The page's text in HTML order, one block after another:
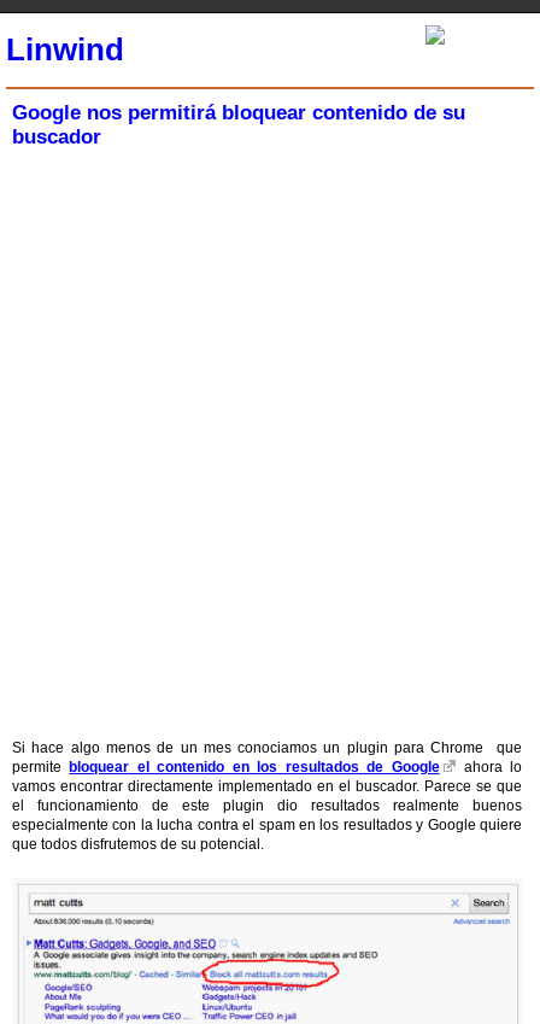
Linwind
Google nos permitirá bloquear contenido de su
buscador
Si hace algo menos de un mes conociamos un plugin para Chrome que
permite
bloquear el contenido en los resultados de Google
ahora lo
vamos encontrar directamente implementado en el buscador. Parece se que
el funcionamiento de este plugin dio resultados realmente buenos
especialmente con la lucha contra el spam en los resultados y Google quiere
que todos disfrutemos de su potencial.